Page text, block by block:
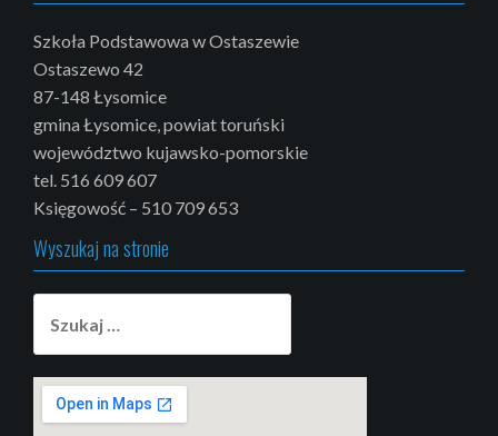
Szkoła Podstawowa w Ostaszewie
Ostaszewo 42
87-148 Łysomice
gmina Łysomice, powiat toruński
województwo kujawsko-pomorskie
tel. 516 609 607
Księgowość – 510 709 653
Wyszukaj na stronie